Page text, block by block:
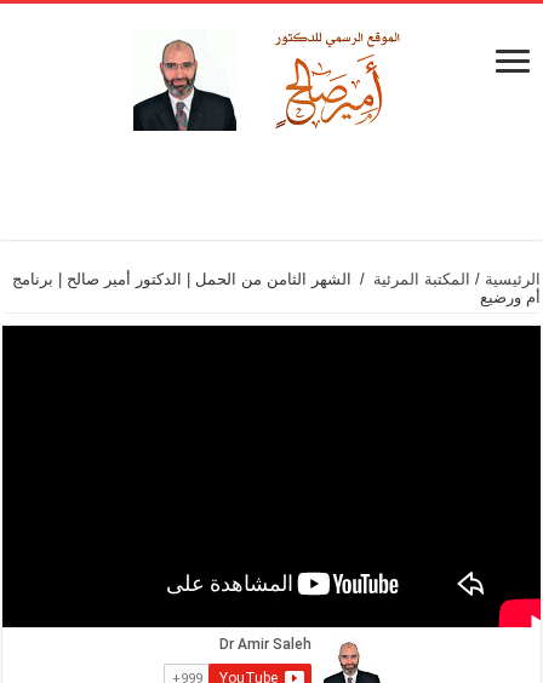
الرئيسية / المكتبة المرئية /
الشهر الثامن من الحمل | الدكتور أمير صالح | برنامج
أم ورضيع